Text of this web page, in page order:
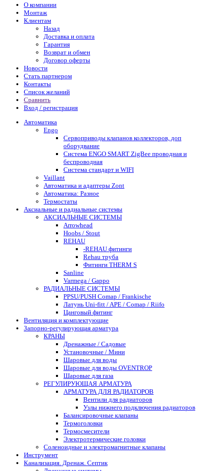
О компании
Монтаж
Клиентам
Назад
Доставка и оплата
Гарантия
Возврат и обмен
Договор оферты
Новости
Стать партнером
Контакты
Список желаний
Сравнить
Вход / регистрация
Автоматика
Engo
Сервоприводы клапанов коллекторов, доп
оборудвание
Система ENGO SMART ZigBee проводная и
беспроводная
Система стандарт и WIFI
Vaillant
Автоматика и адаптеры Zont
Автоматика: Разное
Термостаты
Аксиальные и радиальные системы
АКСИАЛЬНЫЕ СИСТЕМЫ
Arrowhead
Hoobs / Stout
REHAU
-REHAU фитинги
Rehau труба
Фитинги THERM S
Sanline
Varmega / Gappo
РАДИАЛЬНЫЕ СИСТЕМЫ
PPSU/PUSH Comap / Frankische
Латунь Uni-fitt / APE / Comap / Riifo
Цанговый фитинг
Вентиляция и комплектующие
Запорно-регулирующая арматура
КРАНЫ
Дренажные / Садовые
Установочные / Мини
Шаровые для воды
Шаровые для воды OVENTROP
Шаровые для газа
РЕГУЛИРУЮЩАЯ АРМАТУРА
АРМАТУРА ДЛЯ РАДИАТОРОВ
Вентили для радиаторов
Узлы нижнего подключения радиаторов
Балансировочные клапаны
Термоголовки
Термосмесители
Электротермические головки
Соленоидные и электромагнитные клапаны
Инструмент
Канализация. Дренаж. Септик